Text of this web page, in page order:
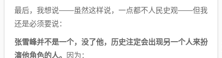
最后，我想说——虽然这样说，一点都不人民史观——但我
还是必须要说：
张雪峰并不是一个，没了他，历史注定会出现另一个人来扮
演他角色的人。
因为：